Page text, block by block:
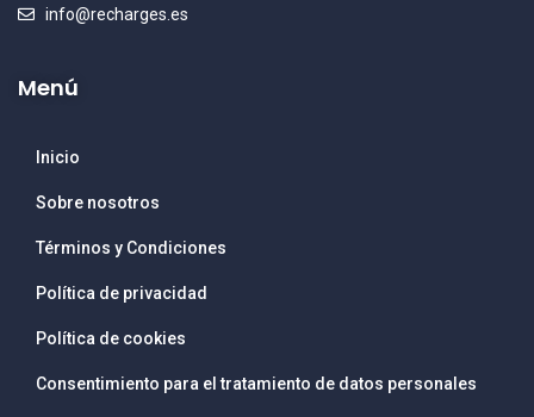
info@recharges.es
Menú
Inicio
Sobre nosotros
Términos y Condiciones
Política de privacidad
Política de cookies
Consentimiento para el tratamiento de datos personales